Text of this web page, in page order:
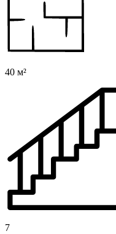
40 м²
7